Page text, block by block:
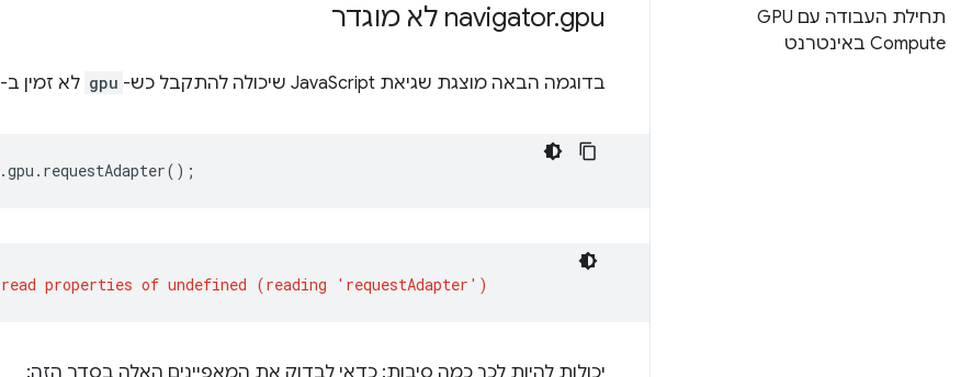
תחילת העבודה עם GPU
Compute באינטרנט
‫navigator.gpu לא מוגדר
בדוגמה הבאה מוצגת שגיאת JavaScript שיכולה להתקבל כש- gpu לא זמין ב-
.gpu . requestAdapter();
יכולות להיות לכך כמה סיבות: כדאי לבדוק את המאפיינים האלה בסדר הזה: